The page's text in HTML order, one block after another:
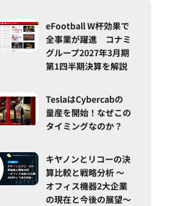
eFootball W杯効果で
全事業が躍進 コナミ
グループ2027年3月期
第1四半期決算を解説
TeslaはCybercabの
量産を開始！なぜこの
タイミングなのか？
キヤノンとリコーの決
算比較と戦略分析 ～
オフィス機器2大企業
の現在と今後の展望～